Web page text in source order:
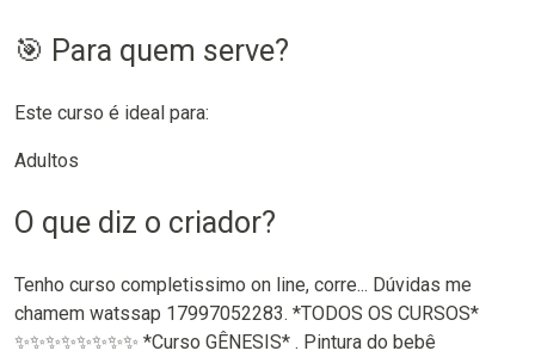
🎯 Para quem serve?
Este curso é ideal para:
Adultos
O que diz o criador?
Tenho curso completissimo on line, corre... Dúvidas me
chamem watssap 17997052283. *TODOS OS CURSOS*
✨✨✨✨✨✨✨✨ *Curso GÊNESIS* . Pintura do bebê